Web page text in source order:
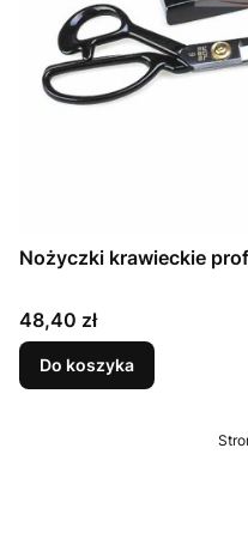
Nożyczki krawieckie
Cena
48,40 zł
Do koszyka